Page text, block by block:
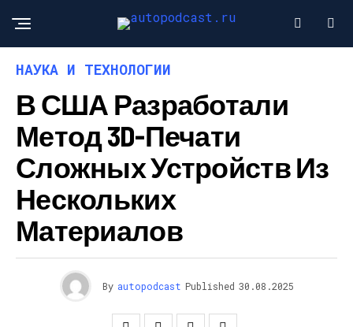
НАУКА И ТЕХНОЛОГИИ
В США Разработали
Метод 3D-Печати
Сложных Устройств Из
Нескольких
Материалов
By autopodcast Published 30.08.2025